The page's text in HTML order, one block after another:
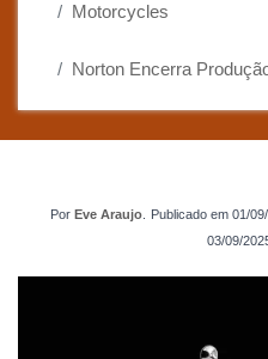
Motorcycles
Norton Encerra
Por Eve Araujo Publicado em 01/
03/09/